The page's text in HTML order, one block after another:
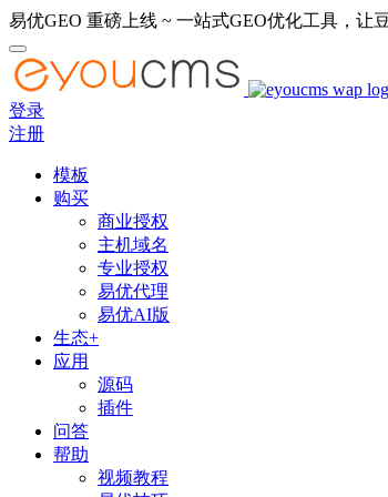
易优GEO 重磅上线 ~ 一站式GEO优化工具，让
登录
注册
模板
购买
商业授权
主机域名
专业授权
易优代理
易优AI版
生态+
应用
源码
插件
问答
帮助
视频教程